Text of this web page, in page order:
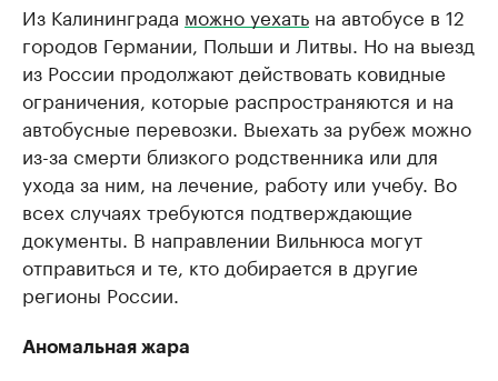
Из Калининграда можно уехать на автобусе в 12
городов Германии, Польши и Литвы. Но на выезд
из России продолжают действовать ковидные
ограничения, которые распространяются и на
автобусные перевозки. Выехать за рубеж можно
из-за смерти близкого родственника или для
ухода за ним, на лечение, работу или учебу. Во
всех случаях требуются подтверждающие
документы. В направлении Вильнюса могут
отправиться и те, кто добирается в другие
регионы России.
Аномальная жара